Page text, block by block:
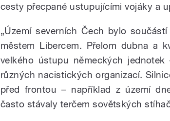
cesty přecpané ustupujícími vojáky a
„Území severních Čech bylo
městem Libercem. Přelom dubna a
velkého ústupu německých
různých nacistických organizací.
před frontou – například z území
často stávaly terčem sovětských